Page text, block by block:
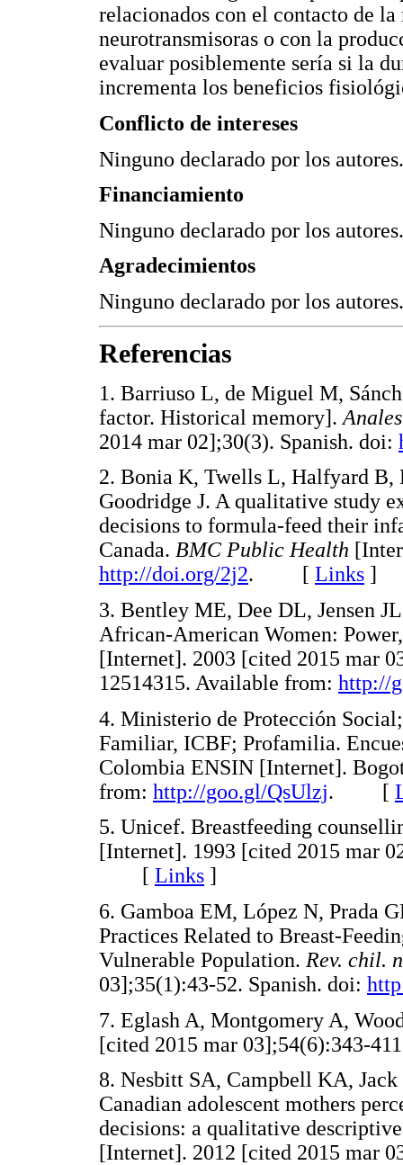
relacionados con el contacto de
neurotransmisoras o con la
evaluar posiblemente sería si la
incrementa los beneficios
Conflicto de intereses
Ninguno declarado por los autores.
Financiamiento
Ninguno declarado por los autores.
Agradecimientos
Ninguno declarado por los autores.
Referencias
1. Barriuso L, de Miguel M,
factor. Historical memory].
2014 mar 02];30(3). Spanish. doi:
2. Bonia K, Twells L, Halfyard
Goodridge J. A qualitative study
decisions to formula-feed their
Canada. BMC Public Health
http://doi.org/2j2. [ Links ]
3. Bentley ME, Dee DL, Jensen
African-American Women:
[Internet]. 2003 [cited 2015 mar
12514315. Available from: http://
4. Ministerio de Protección
Familiar, ICBF; Profamilia.
Colombia ENSIN [Internet].
from: http://goo.gl/QsUlzj. [
5. Unicef. Breastfeeding
[Internet]. 1993 [cited 2015 mar
[ Links ]
6. Gamboa EM, López N, Prada
Practices Related to Breast-
Vulnerable Population. Rev. chil.
03];35(1):43-52. Spanish. doi:
7. Eglash A, Montgomery A,
[cited 2015 mar 03];54(6):343-
8. Nesbitt SA, Campbell KA,
Canadian adolescent mothers
decisions: a qualitative
[Internet]. 2012 [cited 2015 mar